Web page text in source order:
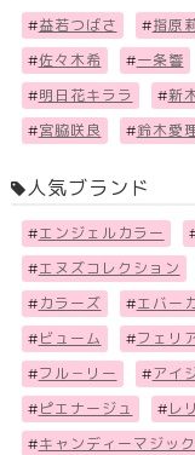
#益若つばさ #指原
#佐々木希 #一条響
#明日花キララ #新
#宮脇咲良 #鈴木愛
人気ブランド
#エンジェルカラー
#エヌズコレクション
# カラーズ #エバー
# ビューム #フェリ
#フル－リー #アイ
# ピエナージュ # レ
#キャンディーマジッ